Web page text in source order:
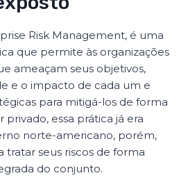
Risk Management, é uma
que permite às organizações
ameaçam seus objetivos,
e o impacto de cada um e
para mitigá-los de forma
essa prática já era
norte-americano, porém,
tratar seus riscos de forma
do conjunto.